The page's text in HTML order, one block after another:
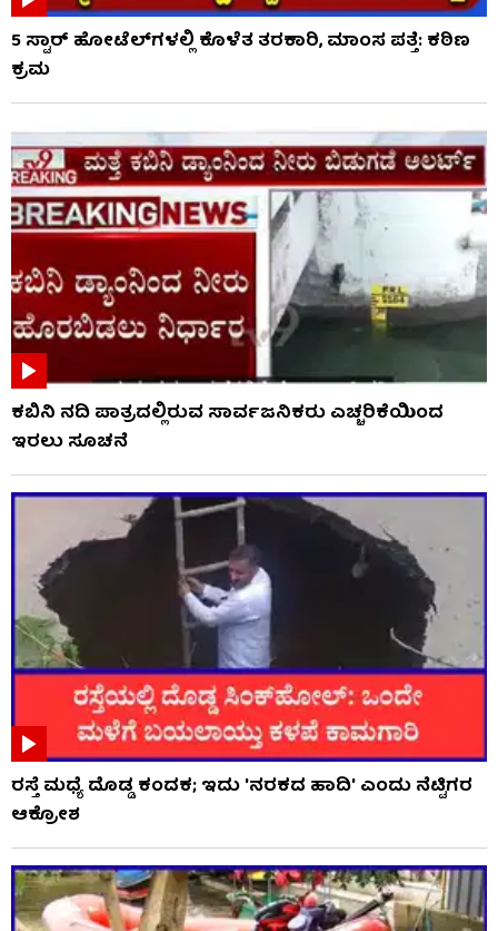
5 ಸ್ಟಾರ್ ಹೋಟೆಲ್​​ಗಳಲ್ಲಿ ಕೊಳೆತ ತರಕಾರಿ, ಮಾಂಸ ಪತ್ತೆ: ಕಠಿಣ
ಕ್ರಮ
ಕಬಿನಿ ನದಿ ಪಾತ್ರದಲ್ಲಿರುವ ಸಾರ್ವಜನಿಕರು ಎಚ್ಚರಿಕೆಯಿಂದ
ಇರಲು ಸೂಚನೆ
ರಸ್ತೆ ಮಧ್ಯೆ ದೊಡ್ಡ ಕಂದಕ; ಇದು 'ನರಕದ ಹಾದಿ' ಎಂದು ನೆಟ್ಟಿಗರ
ಆಕ್ರೋಶ